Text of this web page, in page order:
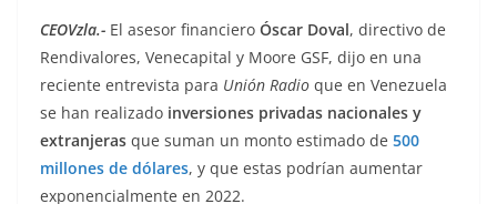
CEOVzla.- El asesor financiero Óscar Doval, directivo de
Rendivalores, Venecapital y Moore GSF, dijo en una
reciente entrevista para Unión Radio que en Venezuela
se han realizado inversiones privadas nacionales y
extranjeras que suman un monto estimado de 500
millones de dólares, y que estas podrían aumentar
exponencialmente en 2022.